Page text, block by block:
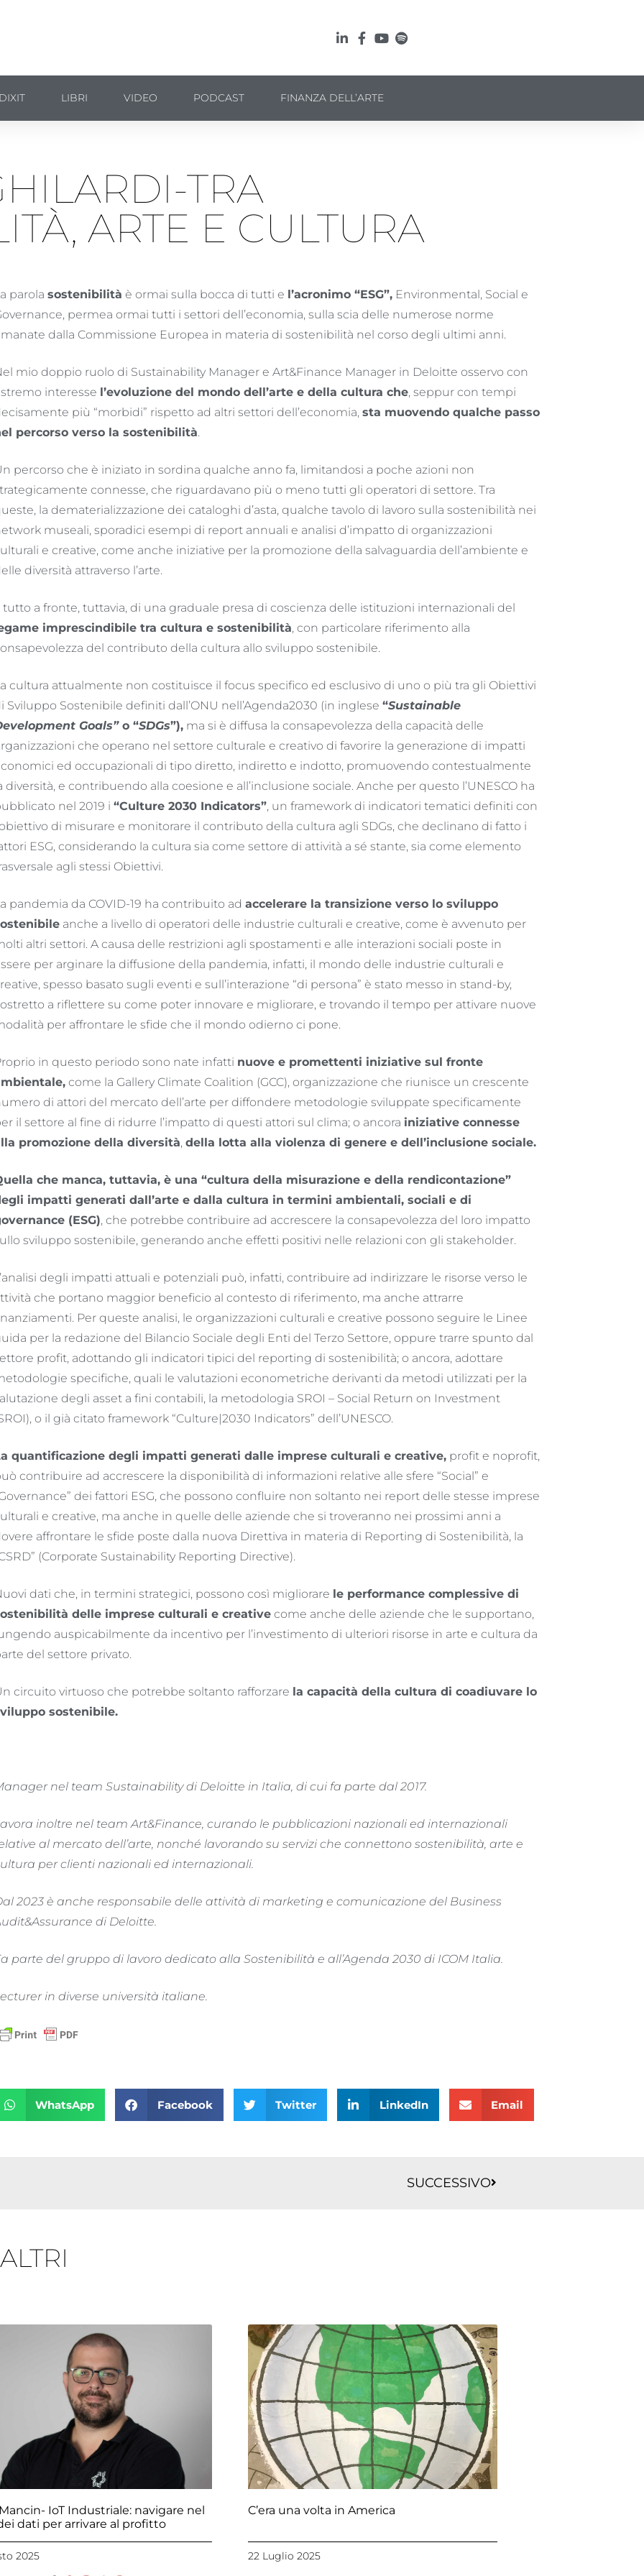
LIBRI VIDEO PODCAST FINANZA DELL’ARTE
TRA
ARTE E CULTURA
parola sostenibilità è ormai sulla bocca di tutti e l’acronimo “ESG”,Environmental, Social e
permea ormai tutti i settori dell’economia, sulla scia delle numerose norme
dalla Commissione Europea in materia di sostenibilità nel corso degli ultimi anni.
mio doppio ruolo di Sustainability Manager e Art&Finance Manager in Deloitte osservo con
interesse l’evoluzione del mondo dell’arte e della cultura che, seppur con tempi
più “morbidi” rispetto ad altri settori dell’economia, sta muovendo qualche passo
percorso verso la sostenibilità.
percorso che è iniziato in sordina qualche anno fa, limitandosi a poche azioni non
connesse, che riguardavano più o meno tutti gli operatori di settore. Tra
la dematerializzazione dei cataloghi d’asta, qualche tavolo di lavoro sulla sostenibilità nei
museali, sporadici esempi di report annuali e analisi d’impatto di organizzazioni
e creative, come anche iniziative per la promozione della salvaguardia dell’ambiente e
diversità attraverso l’arte.
tutto a fronte, tuttavia, di una graduale presa di coscienza delle istituzioni internazionali del
imprescindibile tra cultura e sostenibilità, con particolare riferimento alla
del contributo della cultura allo sviluppo sostenibile.
cultura attualmente non costituisce il focus specifico ed esclusivo di uno o più tra gli Obiettivi
Sviluppo Sostenibile definiti dall’ONU nell’Agenda2030 (in inglese “Sustainable
Goals” o “SDGs”),ma si è diffusa la consapevolezza della capacità delle
che operano nel settore culturale e creativo di favorire la generazione di impatti
ed occupazionali di tipo diretto, indiretto e indotto, promuovendo contestualmente
diversità, e contribuendo alla coesione e all’inclusione sociale. Anche per questo l’UNESCO ha
nel 2019 i “Culture 2030 Indicators”, un framework di indicatori tematici definiti con
di misurare e monitorare il contributo della cultura agli SDGs, che declinano di fatto i
ESG, considerando la cultura sia come settore di attività a sé stante, sia come elemento
agli stessi Obiettivi.
pandemia da COVID-19 ha contribuito ad accelerare la transizione verso lo sviluppo
anche a livello di operatori delle industrie culturali e creative, come è avvenuto per
altri settori. A causa delle restrizioni agli spostamenti e alle interazioni sociali poste in
per arginare la diffusione della pandemia, infatti, il mondo delle industrie culturali e
spesso basato sugli eventi e sull’interazione “di persona” è stato messo in stand-by,
a riflettere su come poter innovare e migliorare, e trovando il tempo per attivare nuove
per affrontare le sfide che il mondo odierno ci pone.
in questo periodo sono nate infatti nuove e promettenti iniziative sul fronte
come la Gallery Climate Coalition (GCC), organizzazione che riunisce un crescente
di attori del mercato dell’arte per diffondere metodologie sviluppate specificamente
il settore al fine di ridurre l’impatto di questi attori sul clima; o ancora iniziative connesse
promozione della diversità, della lotta alla violenza di genere e dell’inclusione sociale.
che manca, tuttavia, è una “cultura della misurazione e della rendicontazione”
impatti generati dall’arte e dalla cultura in termini ambientali, sociali e di
(ESG), che potrebbe contribuire ad accrescere la consapevolezza del loro impatto
sviluppo sostenibile, generando anche effetti positivi nelle relazioni con gli stakeholder.
degli impatti attuali e potenziali può, infatti, contribuire ad indirizzare le risorse verso le
che portano maggior beneficio al contesto di riferimento, ma anche attrarre
Per queste analisi, le organizzazioni culturali e creative possono seguire le Linee
per la redazione del Bilancio Sociale degli Enti del Terzo Settore, oppure trarre spunto dal
profit, adottando gli indicatori tipici del reporting di sostenibilità; o ancora, adottare
specifiche, quali le valutazioni econometriche derivanti da metodi utilizzati per la
degli asset a fini contabili, la metodologia SROI – Social Return on Investment
o il già citato framework “Culture|2030 Indicators” dell’UNESCO.
quantificazione degli impatti generati dalle imprese culturali e creative,profit e noprofit,
contribuire ad accrescere la disponibilità di informazioni relative alle sfere “Social” e
dei fattori ESG, che possono confluire non soltanto nei report delle stesse imprese
e creative, ma anche in quelle delle aziende che si troveranno nei prossimi anni a
affrontare le sfide poste dalla nuova Direttiva in materia di Reporting di Sostenibilità, la
(Corporate Sustainability Reporting Directive).
dati che, in termini strategici, possono così migliorare le performance complessive di
delle imprese culturali e creativecome anche delle aziende che le supportano,
auspicabilmente da incentivo per l’investimento di ulteriori risorse in arte e cultura da
del settore privato.
circuito virtuoso che potrebbe soltanto rafforzare la capacità della cultura di coadiuvare lo
sostenibile.
nel team Sustainability di Deloitte in Italia, di cui fa parte dal 2017.
inoltre nel team Art&Finance, curando le pubblicazioni nazionali ed internazionali
al mercato dell’arte, nonché lavorando su servizi che connettono sostenibilità, arte e
per clienti nazionali ed internazionali.
2023 è anche responsabile delle attività di marketing e comunicazione del Business
di Deloitte.
parte del gruppo di lavoro dedicato alla Sostenibilità e all’Agenda 2030 di ICOM Italia.
in diverse università italiane.
WhatsApp Facebook Twitter LinkedIn Email
SUCCESSIVO
IoT Industriale: navigare nel
dati per arrivare al profitto
2025
C’era una volta in America
22 Luglio 2025
Pagina
Pagina
PaginaPagina